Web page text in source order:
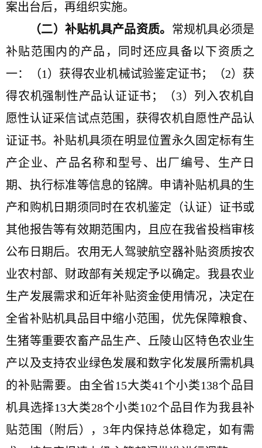
案出台后，再组织实施。
（二）补贴机具产品资质。 常规机具必须是
补贴范围内的产品，同时还应具备以下资质之
一：（1）获得农业机械试验鉴定证书；（2）获
得农机强制性产品认证证书；（3）列入农机自
愿性认证采信试点范围，获得农机自愿性产品认
证证书。补贴机具须在明显位置永久固定标有生
产企业、产品名称和型号、出厂编号、生产日
期、执行标准等信息的铭牌。申请补贴机具的生
产和购机日期须同时在农机鉴定（认证）证书或
其他报告等有效期范围内，且应在我省投档审核
公布日期后。农用无人驾驶航空器补贴资质按农
业农村部、财政部有关规定予以确定。我县农业
生产发展需求和近年补贴资金使用情况，决定在
全省补贴机具品目中缩小范围，优先保障粮食、
生猪等重要农畜产品生产、丘陵山区特色农业生
产以及支持农业绿色发展和数字化发展所需机具
的补贴需要。由全省15大类41个小类138个品目
机具选择13大类28个小类102个品目作为我县补
贴范围（附后）， 3年内保持总体稳定，如有需